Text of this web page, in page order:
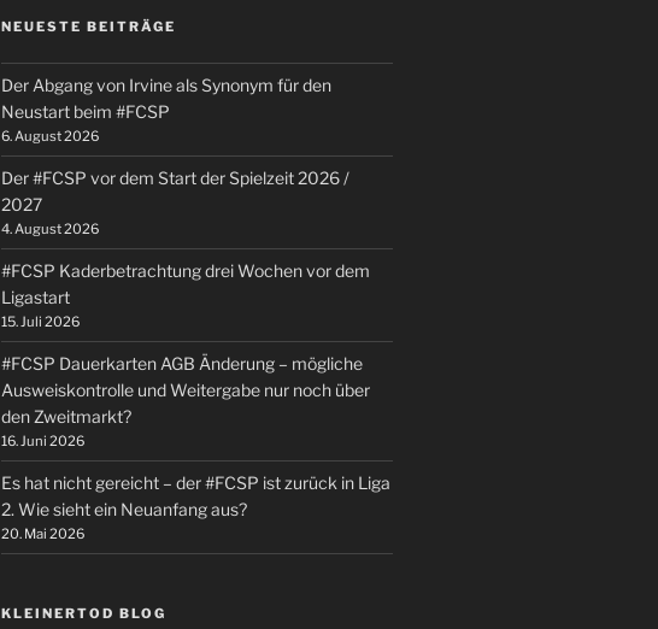
NEUESTE BEITRÄGE
Der Abgang von Irvine als Synonym für den
Neustart beim #FCSP
6. August 2026
Der #FCSP vor dem Start der Spielzeit 2026 /
2027
4. August 2026
#FCSP Kaderbetrachtung drei Wochen vor dem
Ligastart
15. Juli 2026
#FCSP Dauerkarten AGB Änderung – mögliche
Ausweiskontrolle und Weitergabe nur noch über
den Zweitmarkt?
16. Juni 2026
Es hat nicht gereicht – der #FCSP ist zurück in Liga
2. Wie sieht ein Neuanfang aus?
20. Mai 2026
KLEINERTOD BLOG